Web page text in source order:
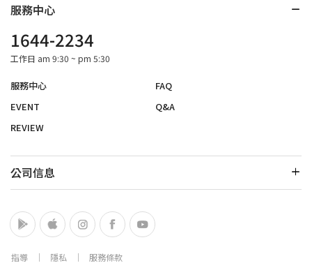
服務中心
1644-2234
工作日 am 9:30 ~ pm 5:30
服務中心
FAQ
EVENT
Q&A
REVIEW
公司信息
指導 │ 隱私 │
服務條款